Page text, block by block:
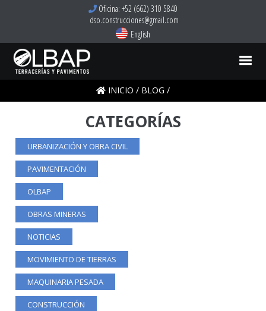
Oficina: +52 (662) 310 5840
dso.construcciones@gmail.com
English
INICIO / BLOG /
CATEGORÍAS
URBANIZACIÓN Y OBRA CIVIL
PAVIMENTACIÓN
OLBAP
OBRAS MINERAS
NOTICIAS
MOVIMIENTO DE TIERRAS
MAQUINARIA PESADA
CONSTRUCCIÓN